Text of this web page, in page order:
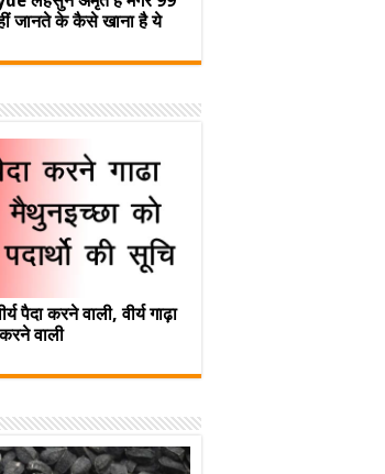
जानते के कैसे खाना है ये
पैदा करने वाली, वीर्य गाढ़ा
वाली